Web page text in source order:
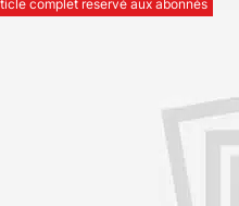
complet reservé aux abonnés